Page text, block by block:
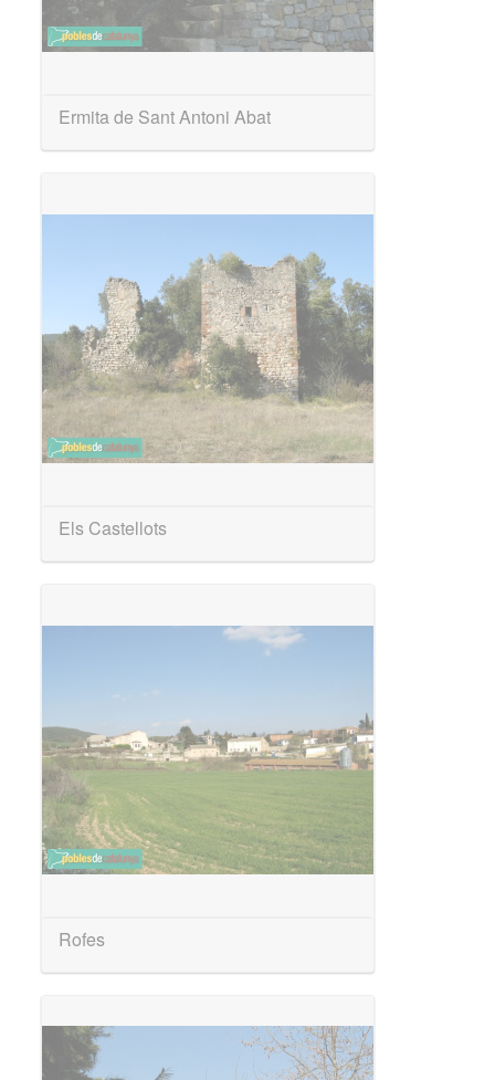
Ermita de Sant Antoni Abat
Els Castellots
Rofes